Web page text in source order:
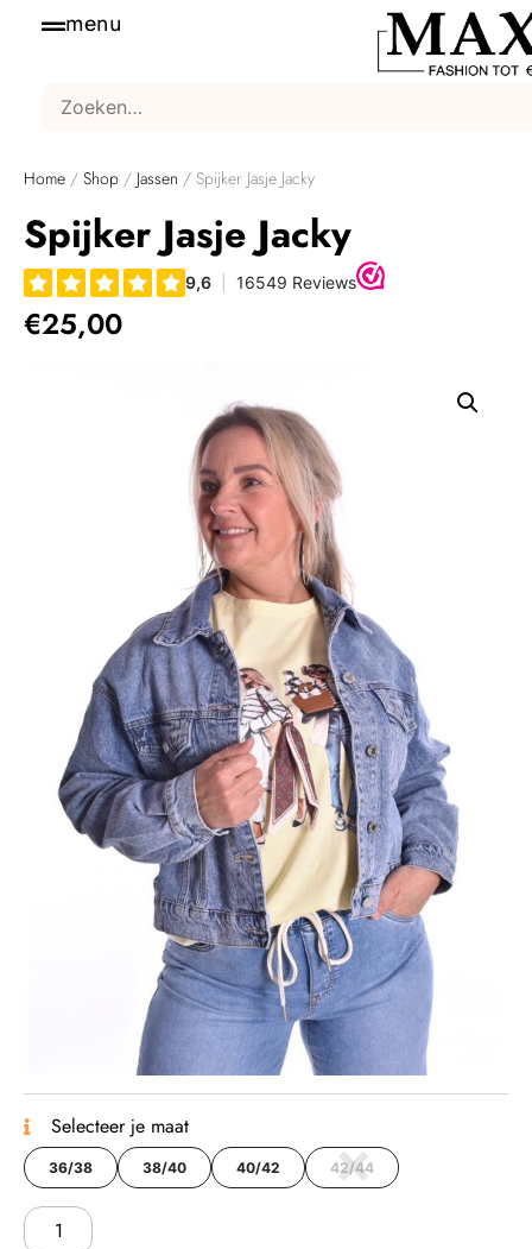
menu
Home / Shop / Jassen / Spijker Jasje Jacky
Spijker Jasje Jacky
€25,00
Selecteer je maat
36/38 38/40 40/42 42/44